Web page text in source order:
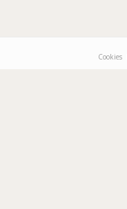
Cookies